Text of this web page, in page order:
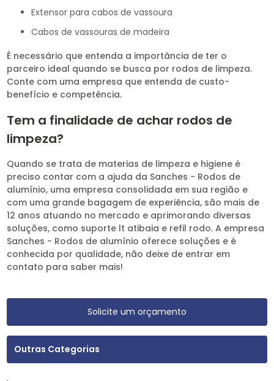
extensor para cabos de vassoura
cabos de vassouras de madeira
É necessário que entenda a importância de ter o
parceiro ideal quando se busca por rodos de limpeza.
Conte com uma empresa que entenda de custo-
benefício e competência.
Tem a finalidade de achar rodos de
limpeza?
Quando se trata de materias de limpeza e higiene é
preciso contar com a ajuda da Sanches - Rodos de
alumínio, uma empresa consolidada em sua região e
com uma grande bagagem de experiência, são mais de
12 anos atuando no mercado e aprimorando diversas
soluções, como suporte lt atibaia e refil rodo. A empresa
Sanches - Rodos de alumínio oferece soluções e é
conhecida por qualidade, não deixe de entrar em
contato para saber mais!
Solicite um orçamento
Outras Categorias